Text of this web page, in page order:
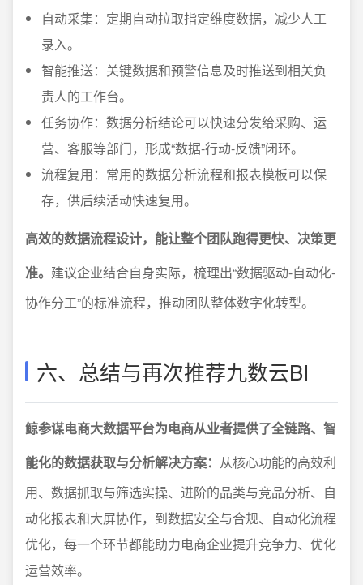
自动采集：定期自动拉取指定维度数据，减少人工
录入。
智能推送：关键数据和预警信息及时推送到相关负
责人的工作台。
任务协作：数据分析结论可以快速分发给采购、运
营、客服等部门，形成“数据-行动-反馈”闭环。
流程复用：常用的数据分析流程和报表模板可以保
存，供后续活动快速复用。
高效的数据流程设计，能让整个团队跑得更快、决策更
准。 建议企业结合自身实际，梳理出“数据驱动-自动化-
协作分工”的标准流程，推动团队整体数字化转型。
六、总结与再次推荐九数云BI
鲸参谋电商大数据平台为电商从业者提供了全链路、智
能化的数据获取与分析解决方案： 从核心功能的高效利
用、数据抓取与筛选实操、进阶的品类与竞品分析、自
动化报表和大屏协作，到数据安全与合规、自动化流程
优化，每一个环节都能助力电商企业提升竞争力、优化
运营效率。